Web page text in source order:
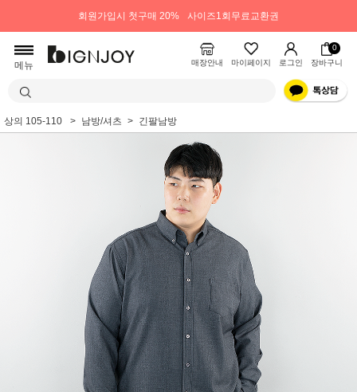
회원가입시 첫구매 20% 사이즈1회무료교환권
메뉴 매장안내 마이페이지 로그인
0
장바구니
상의 105-110 남방/셔츠 긴팔남방